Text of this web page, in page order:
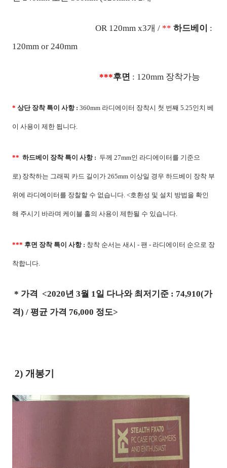
OR 120mm x3개 / ** 하드베이
:
120mm or 240mm
***후면 : 120mm 장착가능
* 상단 장착 특이 사항 : 360mm 라디에이터 장착시 첫 번째 5.25인치 베
이 사용이 제한 됩니다.
** 하드베이 장착 특이 사항 : 두께 27mm인 라디에이터를 기준으
로) 장착하는 그래픽 카드 길이가 265mm 이상일 경우 하드베이 장착 부
위에 라디에이터를 장찰할 수 없습니다. <호환성 및 설치 방법을 확인
해 주시기 바라며 케이블 홀의 사용이 제한될 수 있습니다.
*** 후면 장착 특이 사항 : 창착 순서는 새시 - 팬 - 라디에이터 순으로 장
착합니다.
* 가격 <2020년 3월 1일 다나와 최저기준 : 74,910(가
격) / 평균 가격 76,000 정도>
2) 개봉기